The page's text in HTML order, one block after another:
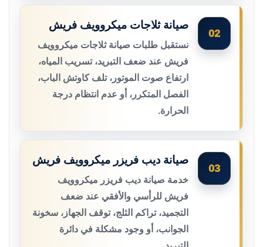
02
صيانة ثلاجات ميكروويف فريش
نستقبل طلبات صيانة ثلاجات ميكروويف
فريش عند ضعف التبريد، تسريب المياه،
ارتفاع صوت الموتور، تلف كاوتش الباب،
الفصل المتكرر، أو عدم انتظام درجة
الحرارة.
03
صيانة ديب فريزر ميكروويف فريش
خدمة صيانة ديب فريزر ميكروويف
فريش للرأسي والأفقي عند ضعف
التجميد، تراكم الثلج، توقف الجهاز، سخونة
الجوانب، أو وجود مشكلة في دائرة